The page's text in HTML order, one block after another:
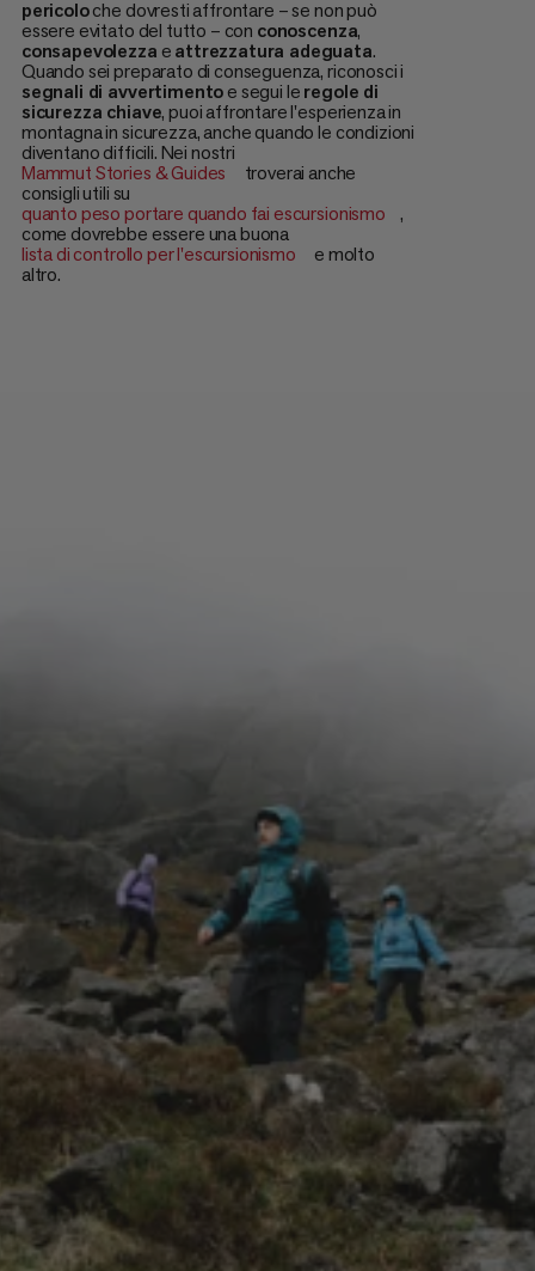
pericoloche dovresti affrontare – se non può
essere evitato del tutto – con conoscenza,
consapevolezza eattrezzatura adeguata.
Quando sei preparato di conseguenza, riconosci i
segnali di avvertimentoe segui leregole di
sicurezza chiave, puoi affrontare l'esperienza in
montagna in sicurezza, anche quando le condizioni
diventano difficili. Nei nostri
Mammut Stories & Guides
troverai anche
consigli utili su
quanto peso portare quando fai escursionismo
,
come dovrebbe essere una buona
lista di controllo per l'escursionismo
e molto
altro.